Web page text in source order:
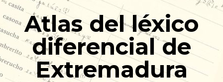
Ir
al
contenidoAtlas del léxico
diferencial de
Extremadura